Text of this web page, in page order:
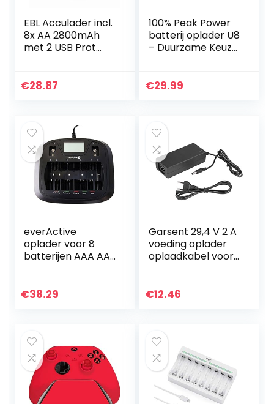
EBL Acculader incl.
8x AA 2800mAh
met 2 USB Prot
accu, universele
€28.87
100% Peak Power
batterij oplader U8
– Duurzame Keuze
batterijen NiMH
€29.99
everActive
oplader voor 8
batterijen AAA AA
volautomatisch,
€38.29
Garsent 29,4 V 2 A
voeding oplader
oplaadkabel voor
€12.46